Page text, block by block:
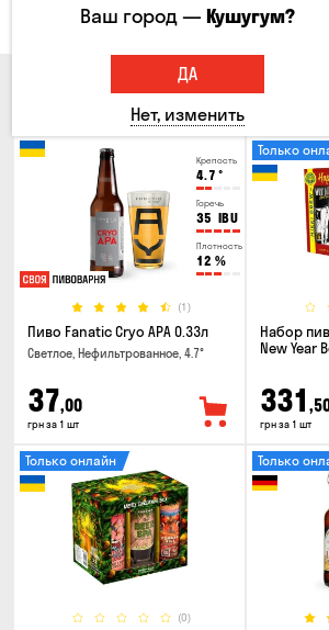
Все товары Пиво Сидр
Крепость
4.7 °
Горечь
35 IBU
Плотность
12 %
(1)
Пиво Fanatic Cryo APA 0.33л
Светлое, Нефильтрованное, 4.7°
37,00
грн за 1 шт
Только
Набор
New Year
331
грн за 1 шт
(0)
Только онлайн Только
Ваш город —Кушугум?
ДА
Нет, изменить